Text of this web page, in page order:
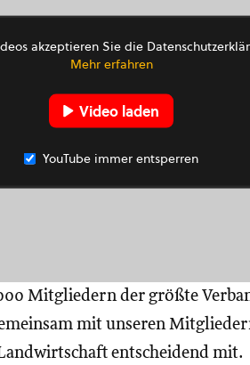
akzeptieren Sie die
Mehr erfahren
Video laden
YouTube immer entsperren
Mitgliedern der größte
mit unseren
entscheidend mit.